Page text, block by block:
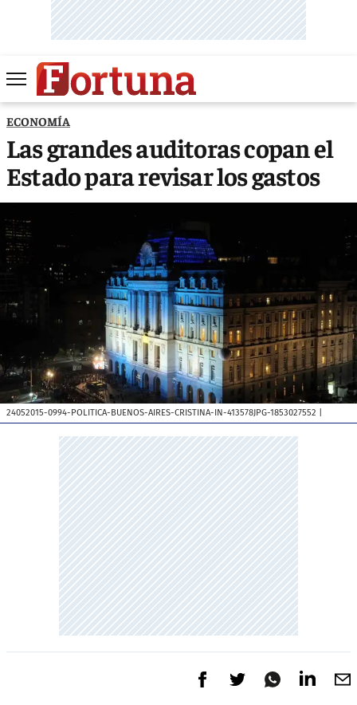
ECONOMÍA
Las grandes auditoras copan el
Estado para revisar los gastos
24052015-0994-POLITICA-BUENOS-AIRES-CRISTINA-IN-413578JPG-1853027552